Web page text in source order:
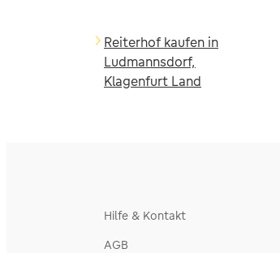
Reiterhof kaufen in
Ludmannsdorf,
Klagenfurt Land
Hilfe & Kontakt
AGB